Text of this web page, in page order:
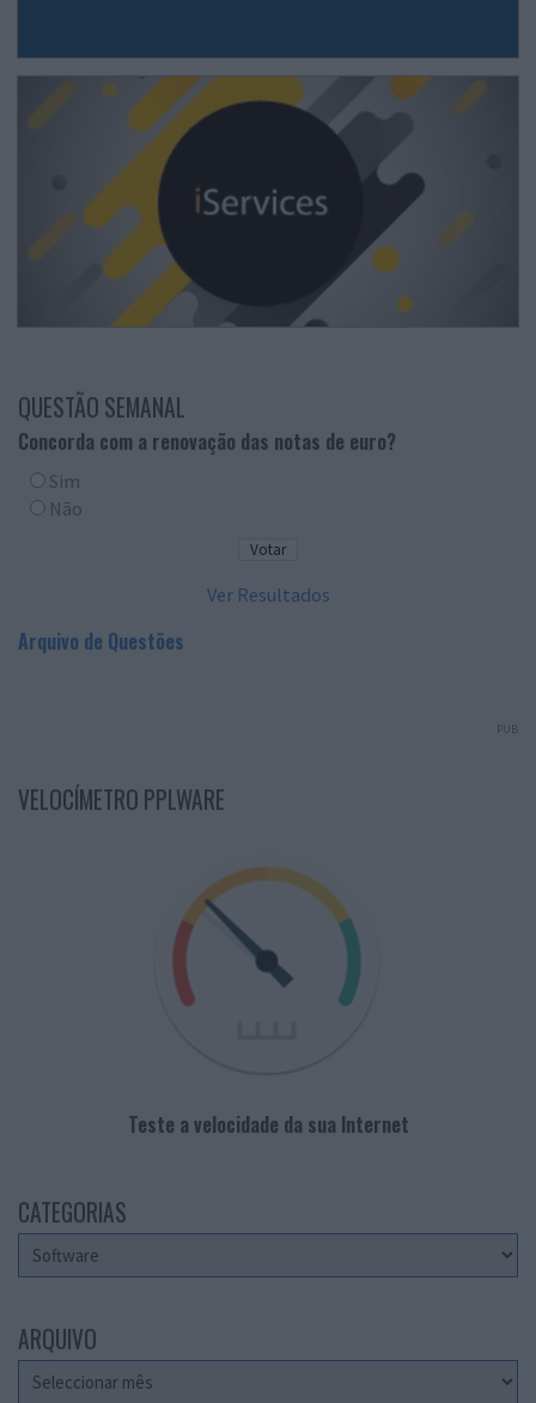
QUESTÃO SEMANAL
Concorda com a renovação das notas de euro?
Sim
Não
Ver Resultados
Arquivo de Questões
PUB
VELOCÍMETRO PPLWARE
Teste a velocidade da sua Internet
CATEGORIAS
Categorias
ARQUIVO
Arquivo